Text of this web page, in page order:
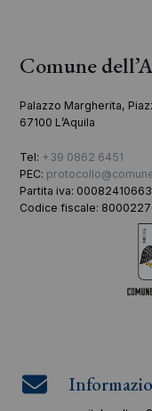
Comune
Palazzo Margherita,
67100 L’Aquila
Tel: +39 0862 6451
PEC:
Partita iva: 00082410663
Codice fiscale: